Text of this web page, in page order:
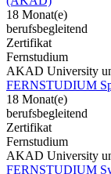
18 Monat(e)
berufsbegleitend
Zertifikat
Fernstudium
AKAD University
FERNSTUDIUM
18 Monat(e)
berufsbegleitend
Zertifikat
Fernstudium
AKAD University
FERNSTUDIUM